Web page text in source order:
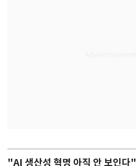
"AI 생산성 혁명 아직 안 보인다"